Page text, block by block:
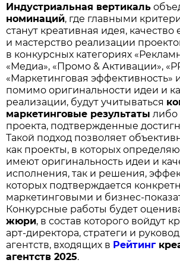
Индустриальная вертикаль
номинаций, где главными
станут креативная идея,
и мастерство реализации
в конкурсных категориях
«Медиа», «Промо & Активации»,
«Маркетинговая эффективность»
помимо оригинальности идеи и
реализации, будут учитываться
маркетинговые результаты либо
проекта, подтвержденные
Такой подход позволяет
как проекты, в которых
имеют оригинальность идеи и
исполнения, так и решения,
которых подтверждается
маркетинговыми и бизнес-
Конкурсные работы будет
жюри, в состав которого войдут
арт-директора, стратеги и
агентств, входящих в Рейтинг
агентств 2025.